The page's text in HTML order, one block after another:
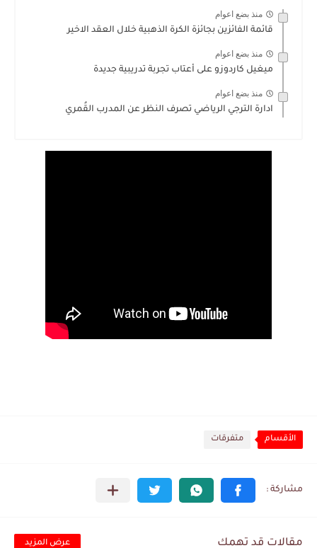
منذ بضع اعوام
قائمة الفائزين بجائزة الكرة الذهبية خلال العقد الاخير
منذ بضع اعوام
ميغيل كاردوزو على أعتاب تجربة تدريبية جديدة
منذ بضع اعوام
ادارة الترجي الرياضي تصرف النظر عن المدرب القُمري
الأقسام متفرقات
مقالات قد تهمك عرض المزيد